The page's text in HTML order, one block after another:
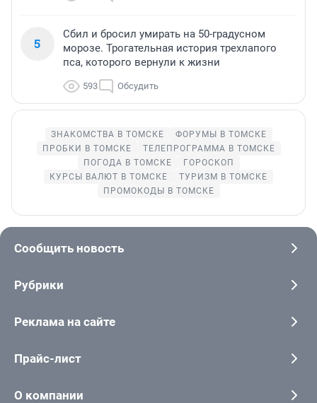
5
Сбил и бросил умирать на 50-градусном
морозе. Трогательная история трехлапого
пса, которого вернули к жизни
593 Обсудить
ЗНАКОМСТВА В ТОМСКЕ
ФОРУМЫ В ТОМСКЕ
ПРОБКИ В ТОМСКЕ
ТЕЛЕПРОГРАММА В ТОМСКЕ
ПОГОДА В ТОМСКЕ
ГОРОСКОП
КУРСЫ ВАЛЮТ В ТОМСКЕ
ТУРИЗМ В ТОМСКЕ
ПРОМОКОДЫ В ТОМСКЕ
Сообщить новость
Рубрики
Реклама на сайте
Прайс-лист
О компании